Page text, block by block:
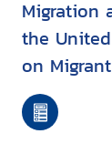
Migration
the
on